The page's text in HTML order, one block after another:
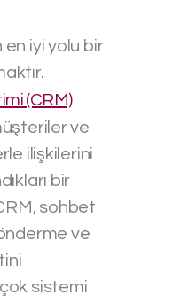
iyi yolu bir
(CRM)
ve
ilişkilerini
bir
sohbet
ve
sistemi